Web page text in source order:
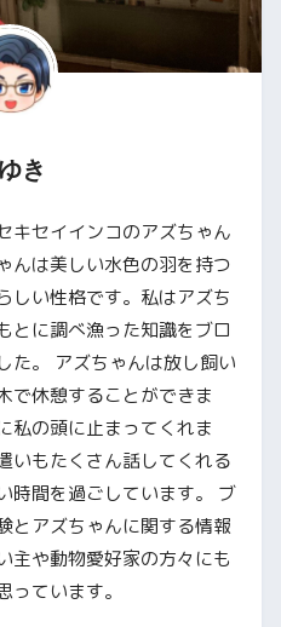
き
キセイインコのアズちゃん
んは美しい水色の羽を持つ
しい性格です。私はアズち
とに調べ漁った知識をブロ
た。 アズちゃんは放し飼い
で休憩することができま
私の頭に止まってくれま
いもたくさん話してくれる
時間を過ごしています。 ブ
とアズちゃんに関する情報
主や動物愛好家の方々にも
ています。